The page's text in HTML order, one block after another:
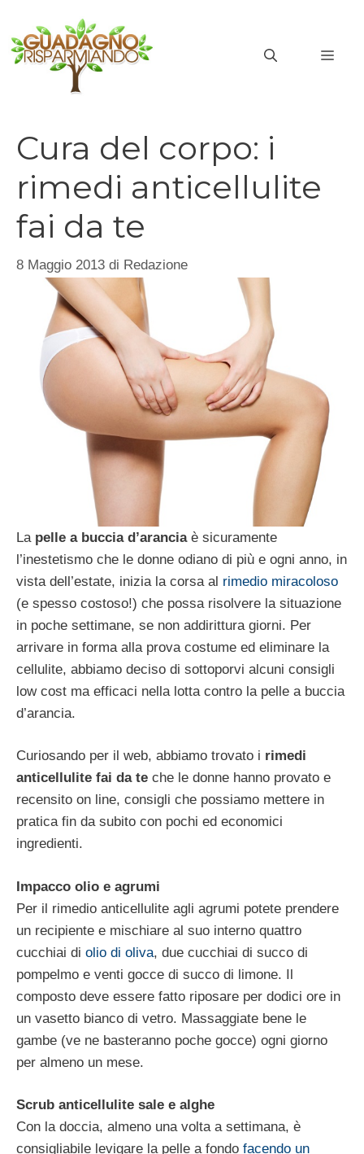
contenuto
Cura del corpo: i
rimedi anticellulite
fai da te
8 Maggio 2013 di Redazione
La pelle a buccia d’aranciaè sicuramente
l’inestetismo che le donne odiano di più e ogni anno, in
vista dell’estate, inizia la corsa al rimedio miracoloso
(e spesso costoso!) che possa risolvere la situazione
in poche settimane, se non addirittura giorni. Per
arrivare in forma alla prova costume ed eliminare la
cellulite, abbiamo deciso di sottoporvi alcuni consigli
low cost ma efficaci nella lotta contro la pelle a buccia
d’arancia.
Curiosando per il web, abbiamo trovato i rimedi
anticellulite fai da te che le donne hanno provato e
recensito on line, consigli che possiamo mettere in
pratica fin da subito con pochi ed economici
ingredienti.
Impacco olio e agrumi
Per il rimedio anticellulite agli agrumi potete prendere
un recipiente e mischiare al suo interno quattro
cucchiai di olio di oliva, due cucchiai di succo di
pompelmo e venti gocce di succo di limone. Il
composto deve essere fatto riposare per dodici ore in
un vasetto bianco di vetro. Massaggiate bene le
gambe (ve ne basteranno poche gocce) ogni giorno
per almeno un mese.
Scrub anticellulite sale e alghe
Con la doccia, almeno una volta a settimana, è
consigliabile levigare la pelle a fondo facendo un